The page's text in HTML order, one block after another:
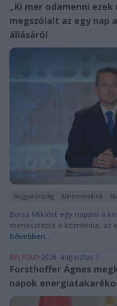
„Ki mer odamenni
megszólalt az egy
állásáról
Magyarország Miniszterelnök
Borsa Miklóst egy nappal a
menesztette a közmédia, az
Bővebben...
BELFÖLD 2026. augusztus 7.
Forsthoffer Ágnes
napok